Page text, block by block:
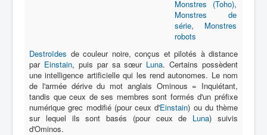
Monstres (Toho),
Monstres de
série, Monstres
robots
Destroïdes de couleur noire, conçus et pilotés à distance
par Einstain, puis par sa sœur Luna. Certains possèdent
une intelligence artificielle qui les rend autonomes. Le nom
de l'armée dérive du mot anglais Ominous = Inquiétant,
tandis que ceux de ses membres sont formés d'un préfixe
numérique grec modifié (pour ceux d'Einstain) ou du thème
sur lequel ils sont basés (pour ceux de Luna) suivis
d'Ominos.